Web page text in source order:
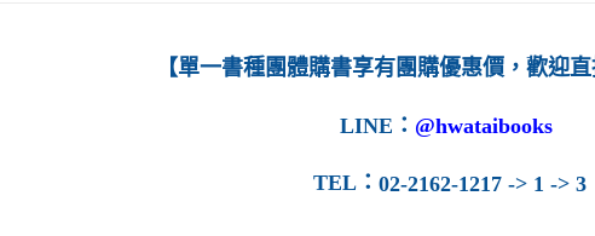
【單一書種團體購書享有團購優惠價，歡迎直
LINE ： @hwataibooks
TEL： 02-2162-1217 -> 1 -> 3